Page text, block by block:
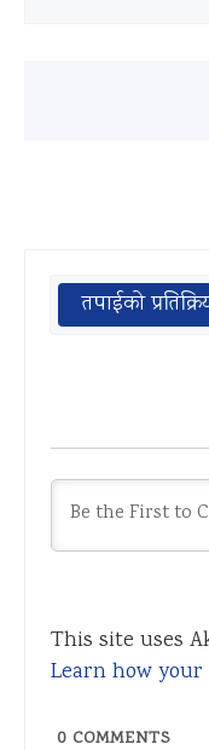
तपाईको
This site uses
Learn how
0 COMMENTS